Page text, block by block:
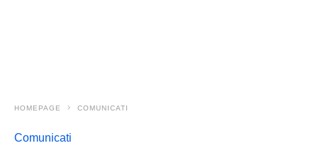
HOMEPAGE COMUNICATI
Comunicati